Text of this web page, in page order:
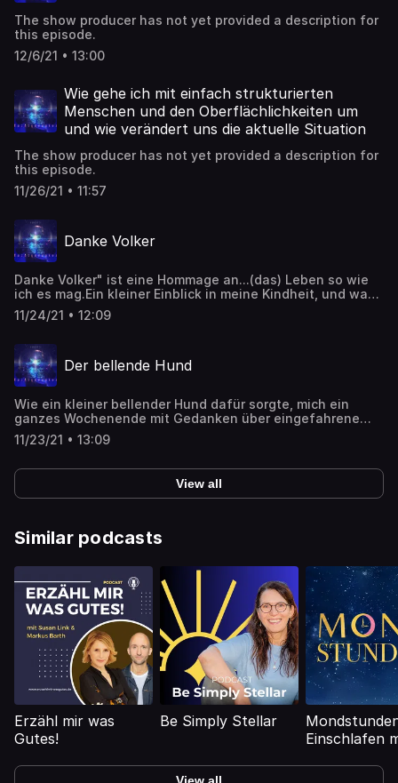
The show producer has not yet provided a description for
this episode.
12/6/21 • 13:00
Wie gehe ich mit einfach strukturierten
Menschen und den Oberflächlichkeiten um
und wie verändert uns die aktuelle Situation
The show producer has not yet provided a description for
this episode.
11/26/21 • 11:57
Danke Volker
Danke Volker" ist eine Hommage an...(das) Leben so wie
ich es mag.Ein kleiner Einblick in meine Kindheit, und was
der liebe, leider in den vergangenen Tagen, viel zu früh
verstorbene, Volker Lechtenbrink daran für einen Anteil
11/24/21 • 12:09
Der bellende Hund
Wie ein kleiner bellender Hund dafür sorgte, mich ein
ganzes Wochenende mit Gedanken über eingefahrene
Strukturen und die Bevormundung verschiedener
Artgenossen, zu beschäftigen.
11/23/21 • 13:09
View all
Similar podcasts
Erzähl mir was
Gutes!
Be Simply Stellar
Einschlafen